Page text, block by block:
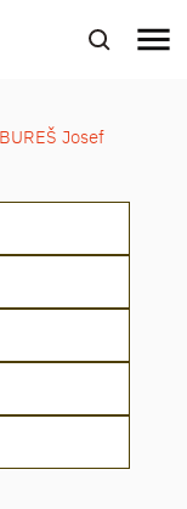
menu
BUREŠ Josef